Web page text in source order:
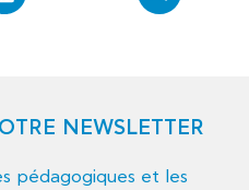
NEWSLETTER
pédagogiques et les